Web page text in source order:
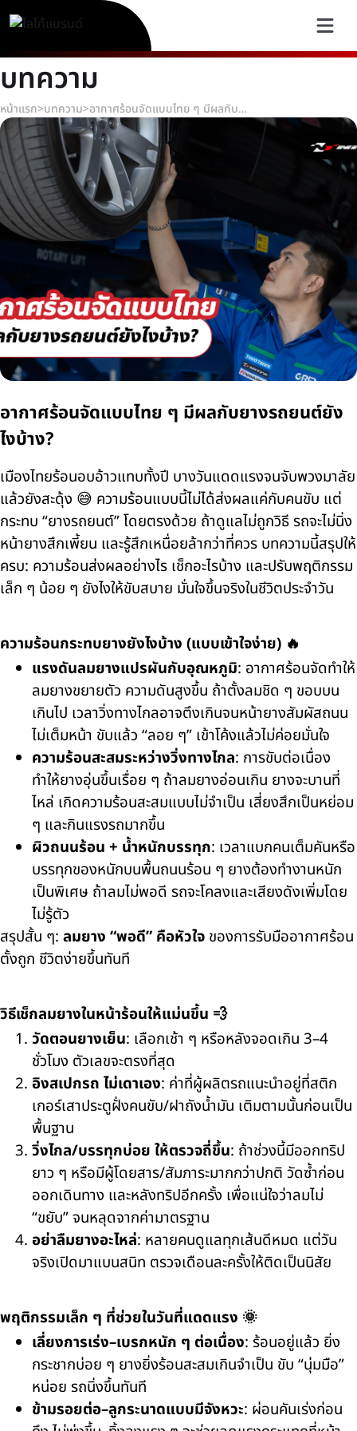
บทความ
หน้าแรก>บทความ> อากาศร้อนจัดแบบไทย ๆ มีผลกับยางรถยนต์ยังไงบ้าง?
อากาศร้อนจัดแบบไทย ๆ มีผลกับยางรถยนต์ยัง
ไงบ้าง?
เมืองไทยร้อนอบอ้าวแทบทั้งปี บางวันแดดแรงจนจับพวงมาลัย
แล้วยังสะดุ้ง 😅 ความร้อนแบบนี้ไม่ได้ส่งผลแค่กับคนขับ แต่
กระทบ “ยางรถยนต์” โดยตรงด้วย ถ้าดูแลไม่ถูกวิธี รถจะไม่นิ่ง
หน้ายางสึกเพี้ยน และรู้สึกเหนื่อยล้ากว่าที่ควร บทความนี้สรุปให้
ครบ: ความร้อนส่งผลอย่างไร เช็กอะไรบ้าง และปรับพฤติกรรม
เล็ก ๆ น้อย ๆ ยังไงให้ขับสบาย มั่นใจขึ้นจริงในชีวิตประจำวัน
ความร้อนกระทบยางยังไงบ้าง (แบบเข้าใจง่าย) 🔥
แรงดันลมยางแปรผันกับอุณหภูมิ: อากาศร้อนจัดทำให้
ลมยางขยายตัว ความดันสูงขึ้น ถ้าตั้งลมชิด ๆ ขอบบน
เกินไป เวลาวิ่งทางไกลอาจตึงเกินจนหน้ายางสัมผัสถนน
ไม่เต็มหน้า ขับแล้ว “ลอย ๆ” เข้าโค้งแล้วไม่ค่อยมั่นใจ
ความร้อนสะสมระหว่างวิ่งทางไกล: การขับต่อเนื่อง
ทำให้ยางอุ่นขึ้นเรื่อย ๆ ถ้าลมยางอ่อนเกิน ยางจะบานที่
ไหล่ เกิดความร้อนสะสมแบบไม่จำเป็น เสี่ยงสึกเป็นหย่อม
ๆ และกินแรงรถมากขึ้น
ผิวถนนร้อน + น้ำหนักบรรทุก: เวลาแบกคนเต็มคันหรือ
บรรทุกของหนักบนพื้นถนนร้อน ๆ ยางต้องทำงานหนัก
เป็นพิเศษ ถ้าลมไม่พอดี รถจะโคลงและเสียงดังเพิ่มโดย
ไม่รู้ตัว
สรุปสั้น ๆ: ลมยาง “พอดี” คือหัวใจ ของการรับมืออากาศร้อน
ตั้งถูก ชีวิตง่ายขึ้นทันที
วิธีเช็กลมยางในหน้าร้อนให้แม่นขึ้น 💨
วัดตอนยางเย็น: เลือกเช้า ๆ หรือหลังจอดเกิน 3–4
ชั่วโมง ตัวเลขจะตรงที่สุด
อิงสเปกรถ ไม่เดาเอง: ค่าที่ผู้ผลิตรถแนะนำอยู่ที่สติก
เกอร์เสาประตูฝั่งคนขับ/ฝาถังน้ำมัน เติมตามนั้นก่อนเป็น
พื้นฐาน
วิ่งไกล/บรรทุกบ่อย ให้ตรวจถี่ขึ้น: ถ้าช่วงนี้มีออกทริป
ยาว ๆ หรือมีผู้โดยสาร/สัมภาระมากกว่าปกติ วัดซ้ำก่อน
ออกเดินทาง และหลังทริปอีกครั้ง เพื่อแน่ใจว่าลมไม่
“ขยับ” จนหลุดจากค่ามาตรฐาน
อย่าลืมยางอะไหล่: หลายคนดูแลทุกเส้นดีหมด แต่วัน
จริงเปิดมาแบนสนิท ตรวจเดือนละครั้งให้ติดเป็นนิสัย
พฤติกรรมเล็ก ๆ ที่ช่วยในวันที่แดดแรง 🌞
เลี่ยงการเร่ง–เบรกหนัก ๆ ต่อเนื่อง: ร้อนอยู่แล้ว ยิ่ง
กระชากบ่อย ๆ ยางยิ่งร้อนสะสมเกินจำเป็น ขับ “นุ่มมือ”
หน่อย รถนิ่งขึ้นทันที
ข้ามรอยต่อ–ลูกระนาดแบบมีจังหวะ: ผ่อนคันเร่งก่อน